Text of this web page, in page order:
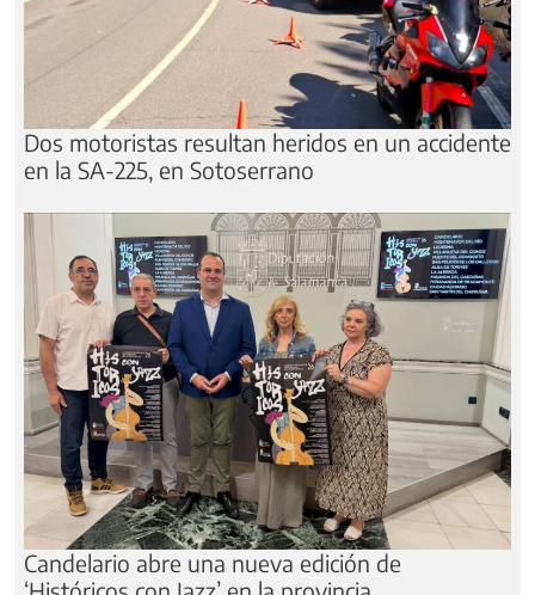
Dos motoristas resultan heridos en un accidente
en la SA-225, en Sotoserrano
Candelario abre una nueva edición de